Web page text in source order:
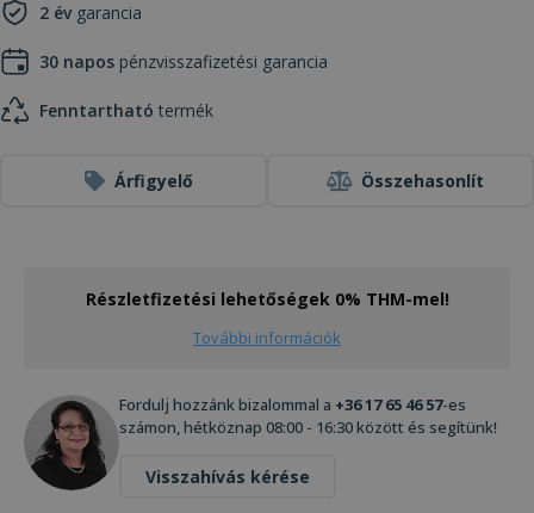
2 évgarancia
30 napos pénzvisszafizetési garancia
Fenntartható termék
Árfigyelő Összehasonlít
Részletfizetési lehetőségek 0% THM-mel!
További információk
Fordulj hozzánk bizalommal a +36 17 65 46 57-es
számon, hétköznap 08:00 - 16:30 között és segítünk!
Visszahívás kérése